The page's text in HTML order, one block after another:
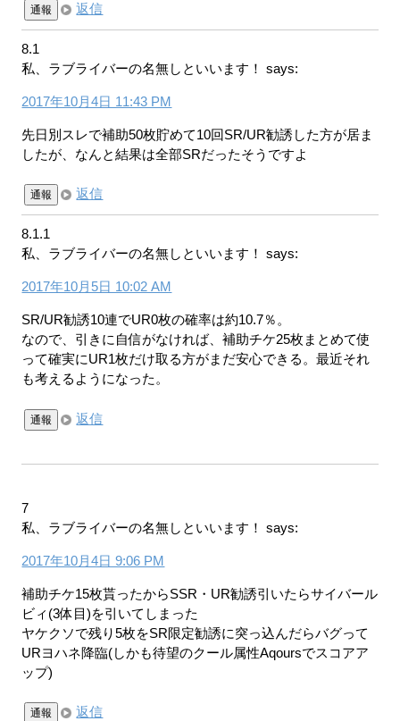
通報 返信
8.1
私、ラブライバーの名無しといいます！
says:
2017年10月4日 11:43 PM
先日別スレで補助50枚貯めて10回SR/UR勧誘した方が居ま
したが、なんと結果は全部SRだったそうですよ
通報 返信
8.1.1
私、ラブライバーの名無しといいます！
says:
2017年10月5日 10:02 AM
SR/UR勧誘10連でUR0枚の確率は約10.7％。
なので、引きに自信がなければ、補助チケ25枚まとめて使
って確実にUR1枚だけ取る方がまだ安心できる。最近それ
も考えるようになった。
通報 返信
7
私、ラブライバーの名無しといいます！
says:
2017年10月4日 9:06 PM
補助チケ15枚貰ったからSSR・UR勧誘引いたらサイバール
ビィ(3体目)を引いてしまった
ヤケクソで残り5枚をSR限定勧誘に突っ込んだらバグって
URヨハネ降臨(しかも待望のクール属性Aqoursでスコアア
ップ)
通報 返信